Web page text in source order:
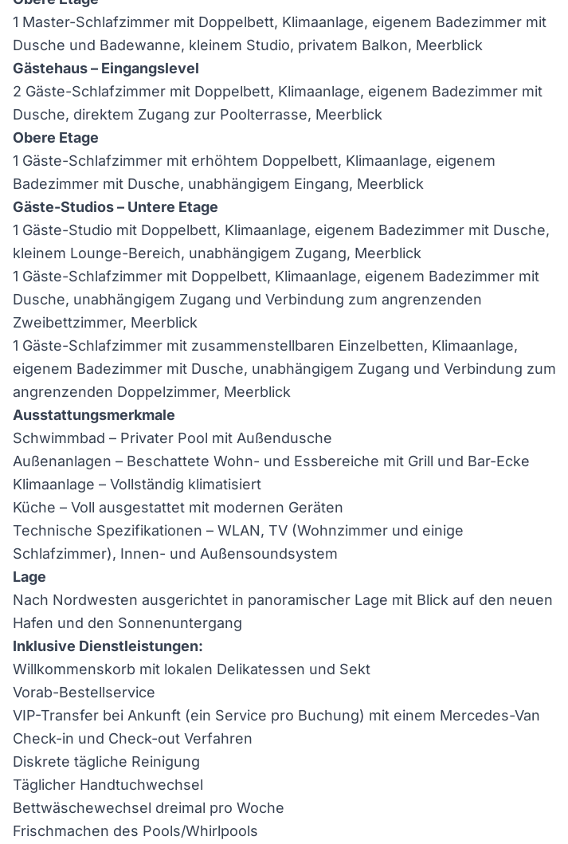
1 Master-Schlafzimmer mit Doppelbett, Klimaanlage, eigenem Badezimmer mit
Dusche und Badewanne, kleinem Studio, privatem Balkon, Meerblick
Gästehaus – Eingangslevel
2 Gäste-Schlafzimmer mit Doppelbett, Klimaanlage, eigenem Badezimmer mit
Dusche, direktem Zugang zur Poolterrasse, Meerblick
Obere Etage
1 Gäste-Schlafzimmer mit erhöhtem Doppelbett, Klimaanlage, eigenem
Badezimmer mit Dusche, unabhängigem Eingang, Meerblick
Gäste-Studios – Untere Etage
1 Gäste-Studio mit Doppelbett, Klimaanlage, eigenem Badezimmer mit Dusche,
kleinem Lounge-Bereich, unabhängigem Zugang, Meerblick
1 Gäste-Schlafzimmer mit Doppelbett, Klimaanlage, eigenem Badezimmer mit
Dusche, unabhängigem Zugang und Verbindung zum angrenzenden
Zweibettzimmer, Meerblick
1 Gäste-Schlafzimmer mit zusammenstellbaren Einzelbetten, Klimaanlage,
eigenem Badezimmer mit Dusche, unabhängigem Zugang und Verbindung zum
angrenzenden Doppelzimmer, Meerblick
Ausstattungsmerkmale
Schwimmbad – Privater Pool mit Außendusche
Außenanlagen – Beschattete Wohn- und Essbereiche mit Grill und Bar-Ecke
Klimaanlage – Vollständig klimatisiert
Küche – Voll ausgestattet mit modernen Geräten
Technische Spezifikationen – WLAN, TV (Wohnzimmer und einige
Schlafzimmer), Innen- und Außensoundsystem
Lage
Nach Nordwesten ausgerichtet in panoramischer Lage mit Blick auf den neuen
Hafen und den Sonnenuntergang
Inklusive Dienstleistungen:
Willkommenskorb mit lokalen Delikatessen und Sekt
Vorab-Bestellservice
VIP-Transfer bei Ankunft (ein Service pro Buchung) mit einem Mercedes-Van
Check-in und Check-out Verfahren
Diskrete tägliche Reinigung
Täglicher Handtuchwechsel
Bettwäschewechsel dreimal pro Woche
Frischmachen des Pools/Whirlpools